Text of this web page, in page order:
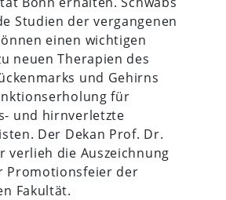
Studien der vergangenen
einen wichtigen
neuen Therapien des
und Gehirns
für
und hirnverletzte
Der Dekan Prof. Dr.
verlieh die Auszeichnung
Promotionsfeier der
Fakultät.